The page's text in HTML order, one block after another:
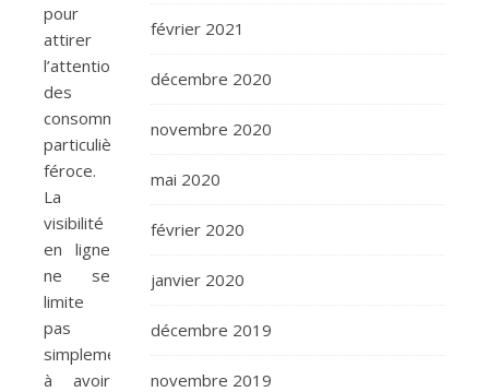
pour
attirer
l’attention
des
consommateurs
particulièrement
féroce.
La
visibilité
en ligne
ne se
limite
pas
simplement
à avoir
février 2021
décembre 2020
novembre 2020
mai 2020
février 2020
janvier 2020
décembre 2019
novembre 2019